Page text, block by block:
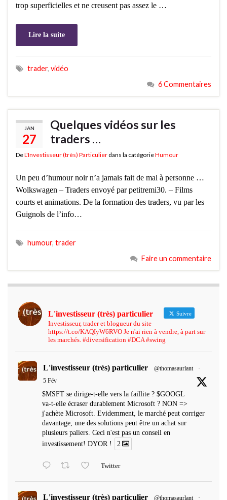
trop superficielles et ne creusent pas assez le …
Lire la suite
trader, vidéo
6 Commentaires
JAN
27
Quelques vidéos sur les
traders …
DeL'Investisseur (très) Particulier dans la catégorieHumour
Un peu d’humour noir n’a jamais fait de mal à personne …
Wolkswagen – Traders envoyé par petitremi30. – Films
courts et animations. De la formation des traders, vu par les
Guignols de l’info…
humour, trader
Faire un commentaire
L'investisseur (très) particulier Suivre
Investisseur, trader et blogueur du site
https://t.co/KAQIyW6RVO Je n'ai rien à vendre, à part sur
les marchés. #diversification #DCA #swing
L'investisseur (très) particulier @thomasaurlant
·
5 Fév
$MSFT se dirige-t-elle vers la faillite ? $GOOGL
va-t-elle écraser durablement Microsoft ? NON =>
j'achète Microsoft. Evidemment, le marché peut corriger
davantage, une des solutions peut être un achat sur
plusieurs paliers. Ceci n'est pas un conseil en
investissement! DYOR !
2
Twitter
L'investisseur (très) particulier @thomasaurlant ·